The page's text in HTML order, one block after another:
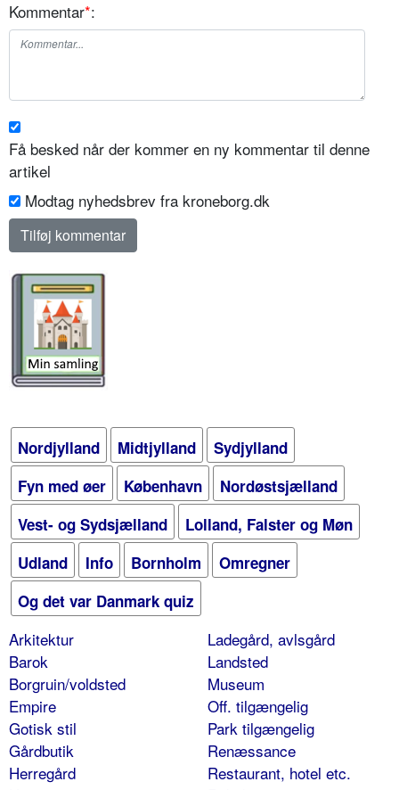
Kommentar*:
Få besked når der kommer en ny kommentar til denne
artikel
Modtag nyhedsbrev fra kroneborg.dk
Nordjylland Midtjylland
Sydjylland
Fyn med øer
København
Nordøstsjælland
Vest- og Sydsjælland
Lolland, Falster og Møn
Udland
Info Bornholm
Omregner
Og det var Danmark quiz
Arkitektur
Barok
Borgruin/voldsted
Empire
Gotisk stil
Gårdbutik
Herregård
Ladegård, avlsgård
Landsted
Museum
Off. tilgængelig
Park tilgængelig
Renæssance
Restaurant, hotel etc.